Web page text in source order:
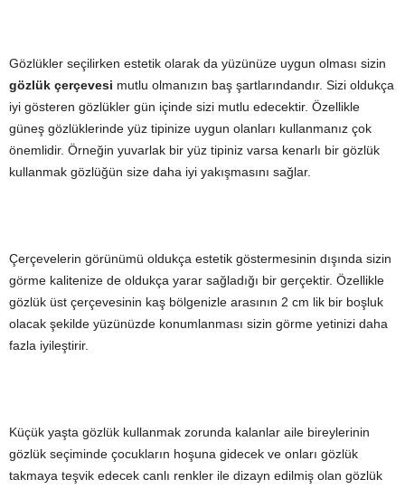
Gözlükler seçilirken estetik olarak da yüzünüze uygun olması sizin
gözlük çerçevesi mutlu olmanızın baş şartlarındandır. Sizi oldukça
iyi gösteren gözlükler gün içinde sizi mutlu edecektir. Özellikle
güneş gözlüklerinde yüz tipinize uygun olanları kullanmanız çok
önemlidir. Örneğin yuvarlak bir yüz tipiniz varsa kenarlı bir gözlük
kullanmak gözlüğün size daha iyi yakışmasını sağlar.
Çerçevelerin görünümü oldukça estetik göstermesinin dışında sizin
görme kalitenize de oldukça yarar sağladığı bir gerçektir. Özellikle
gözlük üst çerçevesinin kaş bölgenizle arasının 2 cm lik bir boşluk
olacak şekilde yüzünüzde konumlanması sizin görme yetinizi daha
fazla iyileştirir.
Küçük yaşta gözlük kullanmak zorunda kalanlar aile bireylerinin
gözlük seçiminde çocukların hoşuna gidecek ve onları gözlük
takmaya teşvik edecek canlı renkler ile dizayn edilmiş olan gözlük